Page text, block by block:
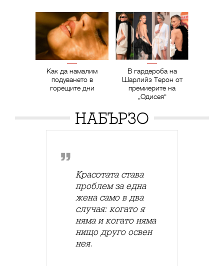
Как да намалим
подуването в
горещите дни
В гардероба на
Шарлийз Терон от
премиерите на
„Одисея“
НАБЪРЗО
Красотата става
проблем за една
жена само в два
случая: когато я
няма и когато няма
нищо друго освен
нея.